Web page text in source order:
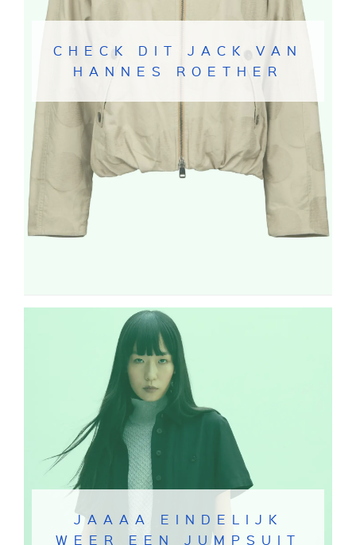
CHECK DIT JACK VAN
HANNES ROETHER
JAAAA EINDELIJK
WEER EEN JUMPSUIT